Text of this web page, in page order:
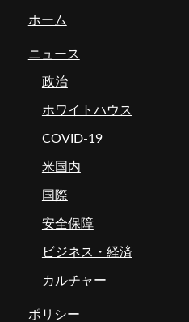
ホーム
ニュース
政治
ホワイトハウス
COVID-19
米国内
国際
安全保障
ビジネス・経済
カルチャー
ポリシー